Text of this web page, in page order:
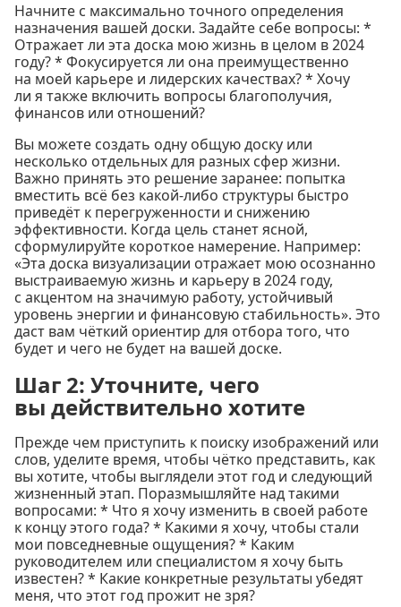
Начните с максимально точного определения
назначения вашей доски. Задайте себе вопросы: *
Отражает ли эта доска мою жизнь в целом в 2024
году? * Фокусируется ли она преимущественно
на моей карьере и лидерских качествах? * Хочу
ли я также включить вопросы благополучия,
финансов или отношений?
Вы можете создать одну общую доску или
несколько отдельных для разных сфер жизни.
Важно принять это решение заранее: попытка
вместить всё без какой-либо структуры быстро
приведёт к перегруженности и снижению
эффективности. Когда цель станет ясной,
сформулируйте короткое намерение. Например:
«Эта доска визуализации отражает мою осознанно
выстраиваемую жизнь и карьеру в 2024 году,
с акцентом на значимую работу, устойчивый
уровень энергии и финансовую стабильность». Это
даст вам чёткий ориентир для отбора того, что
будет и чего не будет на вашей доске.
Шаг 2: Уточните, чего
вы действительно хотите
Прежде чем приступить к поиску изображений или
слов, уделите время, чтобы чётко представить, как
вы хотите, чтобы выглядели этот год и следующий
жизненный этап. Поразмышляйте над такими
вопросами: * Что я хочу изменить в своей работе
к концу этого года? * Какими я хочу, чтобы стали
мои повседневные ощущения? * Каким
руководителем или специалистом я хочу быть
известен? * Какие конкретные результаты убедят
меня, что этот год прожит не зря?